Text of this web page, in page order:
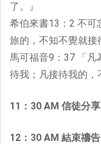
了。』
希伯來書13：2 不可
旅的，不知不覺就接
馬可福音9：37 「凡
待我；凡接待我的，
11：30 AM 信徒分享
12：30 AM 結束禱告